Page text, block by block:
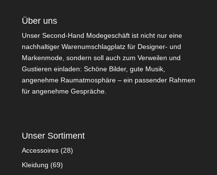
Über uns
Unser Second-Hand Modegeschäft ist nicht nur eine
nachhaltiger Warenumschlagplatz für Designer- und
Markenmode, sondern soll auch zum Verweilen und
Gustieren einladen: Schöne Bilder, gute Musik,
angenehme Raumatmosphäre – ein passender Rahmen
für angenehme Gespräche.
Unser Sortiment
Accessoires (28)
Kleidung (69)